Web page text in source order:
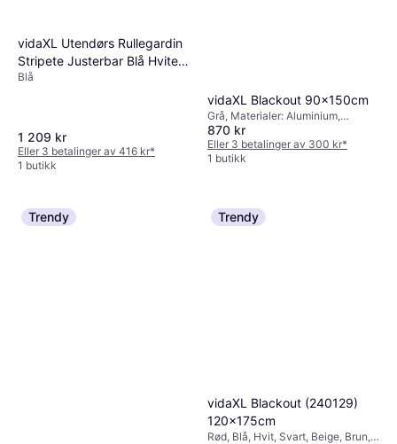
vidaXL Utendørs Rullegardin
Stripete Justerbar Blå Hvite
220 x 250 cm 220x250cm
Blå
1 209 kr
Eller 3 betalinger av 416 kr*
1 butikk
vidaXL Blackout 90x150cm
Grå, Materialer: Aluminium,
Polyester, Lystett
870 kr
Eller 3 betalinger av 300 kr*
1 butikk
Trendy Trendy
vidaXL Blackout (240129)
120x175cm
Rød, Blå, Hvit, Svart, Beige, Brun,